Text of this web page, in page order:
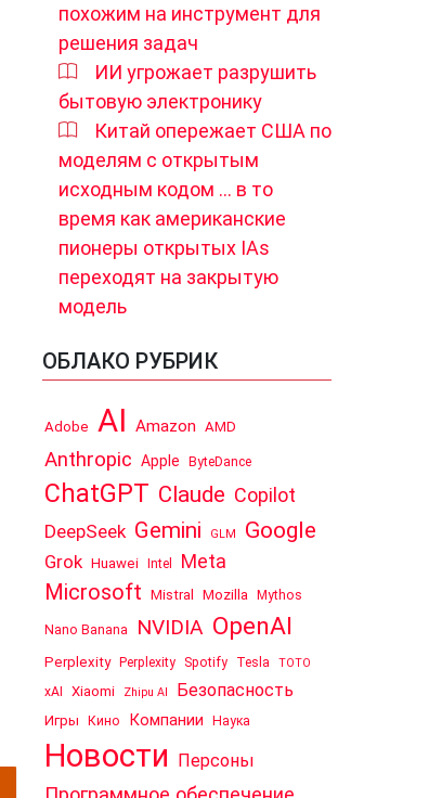
похожим на инструмент для
решения задач
ИИ угрожает разрушить
бытовую электронику
Китай опережает США по
моделям с открытым
исходным кодом ... в то
время как американские
пионеры открытых IAs
переходят на закрытую
модель
ОБЛАКО РУБРИК
Adobe AI Amazon AMD
Anthropic Apple ByteDance
ChatGPT Claude Copilot
DeepSeek Gemini GLM Google
Grok Huawei Intel Meta
Microsoft Mistral Mozilla Mythos
Nano Banana NVIDIA OpenAI
Perplexity Perplexity Spotify Tesla TOTO
xAI Xiaomi Zhipu AI Безопасность
Игры Кино Компании Наука
Новости Персоны